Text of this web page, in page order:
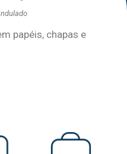
papéis, chapas e